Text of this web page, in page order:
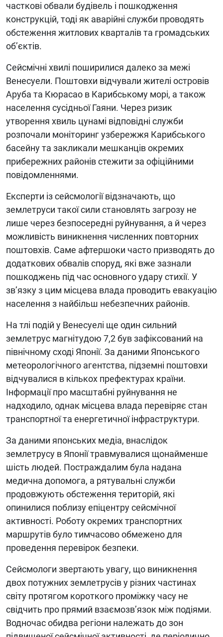
часткові обвали будівель і пошкодження
конструкцій, тоді як аварійні служби проводять
обстеження житлових кварталів та громадських
об’єктів.
Сейсмічні хвилі поширилися далеко за межі
Венесуели. Поштовхи відчували жителі островів
Аруба та Кюрасао в Карибському морі, а також
населення сусідньої Гаяни. Через ризик
утворення хвиль цунамі відповідні служби
розпочали моніторинг узбережжя Карибського
басейну та закликали мешканців окремих
прибережних районів стежити за офіційними
повідомленнями.
Експерти із сейсмології відзначають, що
землетруси такої сили становлять загрозу не
лише через безпосередні руйнування, а й через
можливість виникнення численних повторних
поштовхів. Саме афтершоки часто призводять до
додаткових обвалів споруд, які вже зазнали
пошкоджень під час основного удару стихії. У
зв’язку з цим місцева влада проводить евакуацію
населення з найбільш небезпечних районів.
На тлі подій у Венесуелі ще один сильний
землетрус магнітудою 7,2 був зафіксований на
північному сході Японії. За даними Японського
метеорологічного агентства, підземні поштовхи
відчувалися в кількох префектурах країни.
Інформації про масштабні руйнування не
надходило, однак місцева влада перевіряє стан
транспортної та енергетичної інфраструктури.
За даними японських медіа, внаслідок
землетрусу в Японії травмувалися щонайменше
шість людей. Постраждалим була надана
медична допомога, а рятувальні служби
продовжують обстеження територій, які
опинилися поблизу епіцентру сейсмічної
активності. Роботу окремих транспортних
маршрутів було тимчасово обмежено для
проведення перевірок безпеки.
Сейсмологи звертають увагу, що виникнення
двох потужних землетрусів у різних частинах
світу протягом короткого проміжку часу не
свідчить про прямий взаємозв’язок між подіями.
Водночас обидва регіони належать до зон